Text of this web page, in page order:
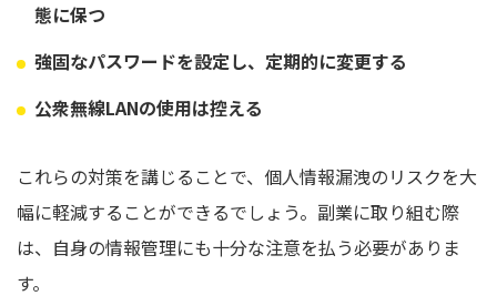
態に保つ
強固なパスワードを設定し、定期的に変更する
公衆無線LANの使用は控える
これらの対策を講じることで、個人情報漏洩のリスクを大
幅に軽減することができるでしょう。副業に取り組む際
は、自身の情報管理にも十分な注意を払う必要がありま
す。